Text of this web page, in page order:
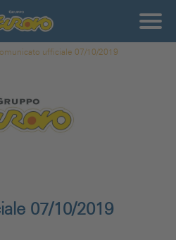
ufficiale 07/10/2019
07/10/2019